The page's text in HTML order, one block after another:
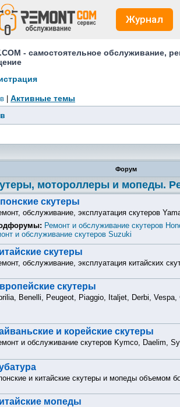
Журнал
- самостоятельное
Активные темы
Форум
мотороллеры и мопеды.
скутеры
обслуживание, эксплуатация скутеров
Ремонт и обслуживание скутеров
и обслуживание скутеров Suzuki
скутеры
обслуживание, эксплуатация китайских
скутеры
Benelli, Peugeot, Piaggio, Italjet, Derbi,
и корейские скутеры
и обслуживание скутеров Kymco, Daelim,
и китайские скутеры и мопеды объемом
мопеды